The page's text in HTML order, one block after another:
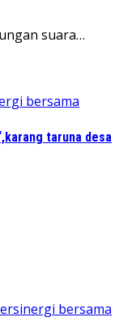
suara…
taruna desa